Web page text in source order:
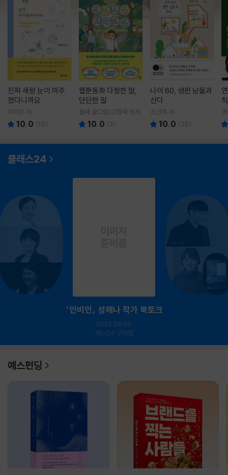
진짜 새랑 눈이 마주
쳤다니까요
이이은 저
10.0 (12)
웹툰동화 다정한 말,
단단한 말
돌배 글그림/고정욱 원저
10.0 ( 2)
나이 60, 생판 남들과
산다
조선희 저
10.0 ( 25)
칙
클래스24
『인비인』 성해나 작가 북토크
2026.09.05.
예스24 구의점
예스펀딩